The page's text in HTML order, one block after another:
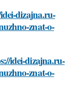
dizajna.ru-
znat-o-
idei-dizajna.ru-
znat-o-